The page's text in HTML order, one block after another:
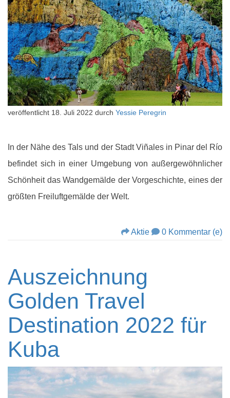
veröffentlicht 18. Juli 2022 durch Yessie Peregrin
In der Nähe des Tals und der Stadt Viñales in Pinar del Río
befindet sich in einer Umgebung von außergewöhnlicher
Schönheit das Wandgemälde der Vorgeschichte, eines der
größten Freiluftgemälde der Welt.
Aktie 0 Kommentar (e)
Auszeichnung
Golden Travel
Destination 2022 für
Kuba